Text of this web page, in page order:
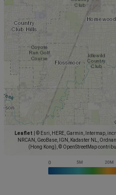
Leaflet
© Esri, HERE, Garmin, Intermap,
NRCAN, GeoBase, IGN, Kadaster NL,
(Hong Kong), © OpenStreetMap